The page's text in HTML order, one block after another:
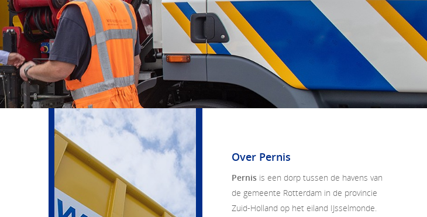
Over Pernis
Pernis is een dorp tussen de havens van
de gemeente Rotterdam in de provincie
Zuid-Holland op het eiland IJsselmonde.